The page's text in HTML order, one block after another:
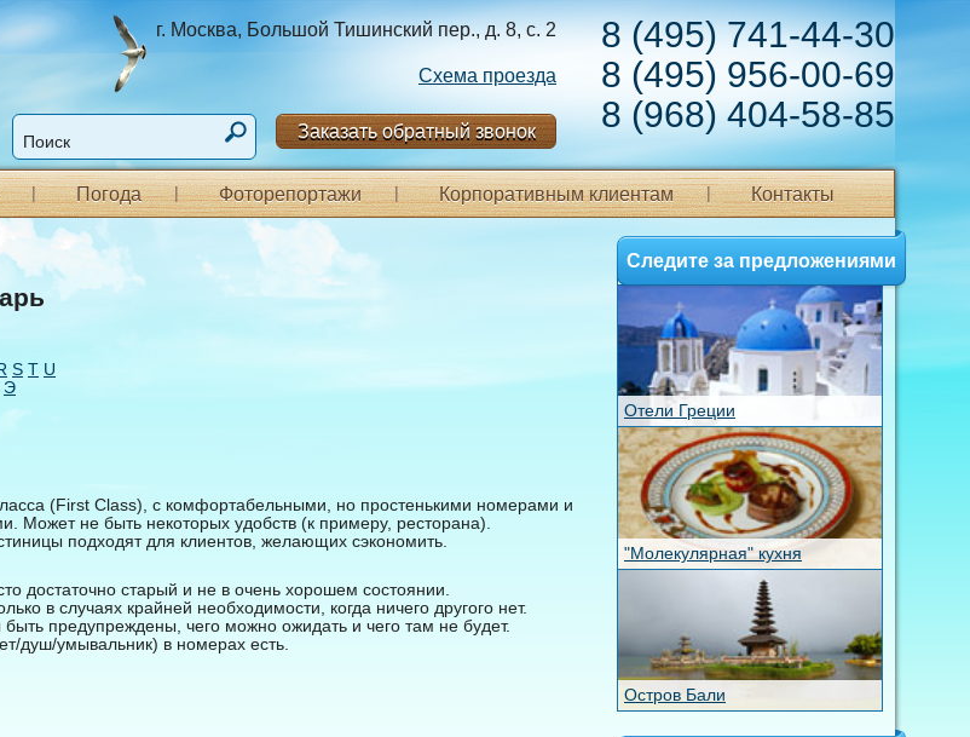
8 (495) 741-44-30
8 (495) 956-00-69
8 (968) 404-58-85
г. Москва, Большой Тишинский пер., д. 8, с. 2
Схема проезда
Заказать обратный звонок
Погода Фоторепортажи Корпоративным клиентам Контакты
S T U
Э
(First Class), с комфортабельными, но простенькими номерами и
не быть некоторых удобств (к примеру, ресторана).
подходят для клиентов, желающих сэкономить.
достаточно старый и не в очень хорошем состоянии.
в случаях крайней необходимости, когда ничего другого нет.
предупреждены, чего можно ожидать и чего там не будет.
душ/умывальник) в номерах есть.
Следите за предложениями
Отели Греции
"Молекулярная" кухня
Остров Бали